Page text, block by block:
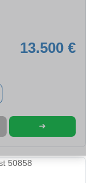
13.500 €
➜